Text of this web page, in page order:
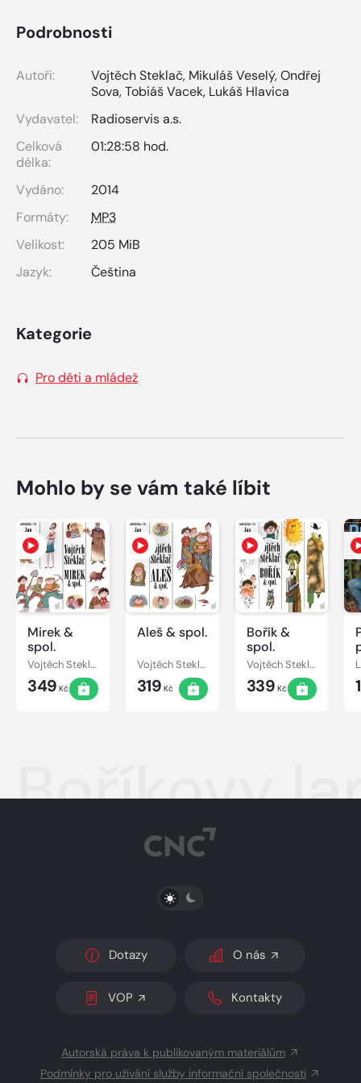
Podrobnosti
Autoři: Vojtěch Steklač, Mikuláš Veselý,Ondřej
Sova,Tobiáš Vacek, Lukáš Hlavica
Vydavatel:
Radioservis a.s.
Celková
délka:
01:28:58 hod.
Vydáno:
2014
Formáty:
MP3
Velikost:
205 MiB
Jazyk:
Čeština
Kategorie
Pro děti a mládež
Mohlo by se vám také líbit
Mirek &
spol.
Vojtěch Steklač
349 Kč
Aleš & spol.
Vojtěch Steklač
319 Kč
Bořík &
spol.
Vojtěch Steklač
339 Kč
Boříkovy
PŘEPNOUT SVĚTLÝ/TMAVÝ REŽIM
Dotazy O nás
VOP Kontakty
Autorská práva k publikovaným materiálům
Podmínky pro užívání služby informační společnosti